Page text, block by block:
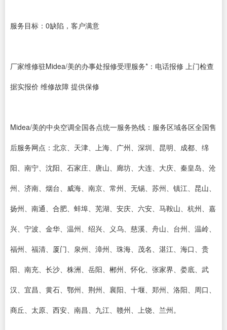
服务目标：0缺陷，客户满意
厂家维修驻Midea/美的办事处报修受理服务*：电话报修 上门检查
据实报价 维修故障 提供保修
Midea/美的中央空调全国各点统一服务热线：服务区域各区全国售
后服务网点：北京、天津、上海、广州、深圳、昆明、成都、绵
阳、南宁、沈阳、石家庄、唐山、廊坊、大连、大庆、秦皇岛、沧
州、济南、烟台、威海、南京、常州、无锡、苏州、镇江、昆山、
扬州、南通、合肥、蚌埠、芜湖、安庆、六安、马鞍山、杭州、嘉
兴、宁波、金华、温州、绍兴、义乌、慈溪、舟山、台州、温岭、
福州、福清、厦门、泉州、漳州、珠海、茂名、湛江、海口、贵
阳、南充、长沙、株洲、岳阳、郴州、怀化、张家界、娄底、武
汉、宜昌、黄石、鄂州、荆州、襄阳、十堰、郑州、洛阳、周口、
商丘、太原、西安、南昌、九江、赣州、上饶、兰州。